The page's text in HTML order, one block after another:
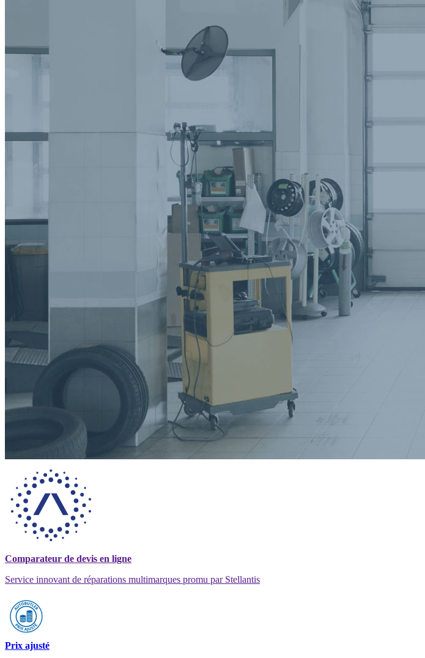
Comparateur de devis en ligne
Service innovant de réparations multimarques promu par Stellantis
Prix ajusté